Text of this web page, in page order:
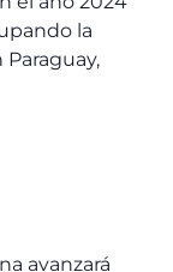
la
avanzará